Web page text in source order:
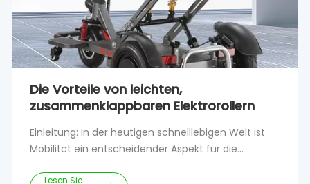
Die Vorteile von leichten,
zusammenklappbaren Elektrorollern
Einleitung: In der heutigen schnelllebigen Welt ist
Mobilität ein entscheidender Aspekt für die
Lesen Sie
→